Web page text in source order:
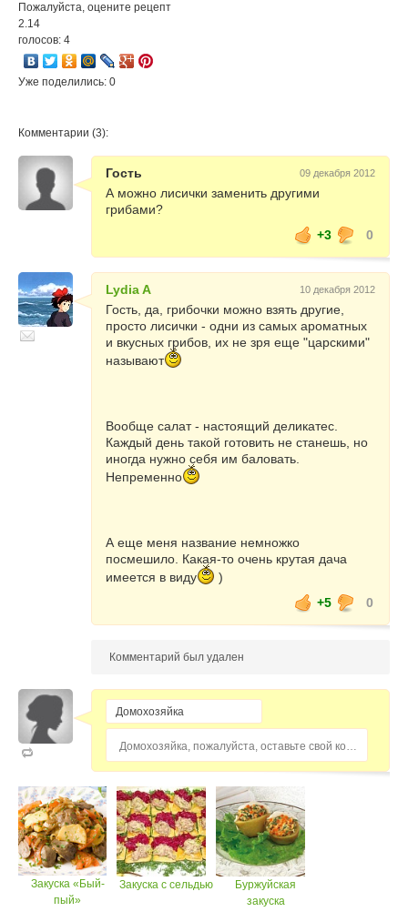
Пожалуйста, оцените рецепт
2.14
голосов: 4
Уже поделились: 0
Комментарии (3):
Гость 09 декабря 2012
А можно лисички заменить другими
грибами?
+3
0
Lydia A 10 декабря 2012
Гость, да, грибочки можно взять другие,
просто лисички - одни из самых ароматных
и вкусных грибов, их не зря еще "царскими"
называют
Вообще салат - настоящий деликатес.
Каждый день такой готовить не станешь, но
иногда нужно себя им баловать.
Непременно
А еще меня название немножко
посмешило. Какая-то очень крутая дача
имеется в виду
)
+5
0
Комментарий был удален
Домохозяйка, пожалуйста, оставьте свой комментарий...
Закуска «Бый-
пый»
Закуска с сельдью
Буржуйская
закуска